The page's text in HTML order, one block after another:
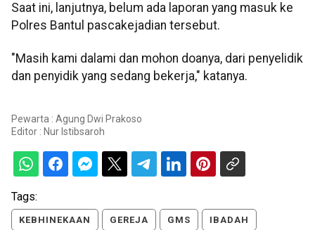
Saat ini, lanjutnya, belum ada laporan yang masuk ke
Polres Bantul pascakejadian tersebut.
"Masih kami dalami dan mohon doanya, dari penyelidik
dan penyidik yang sedang bekerja," katanya.
Pewarta : Agung Dwi Prakoso
Editor : Nur Istibsaroh
Tags:
KEBHINEKAAN GEREJA GMS IBADAH